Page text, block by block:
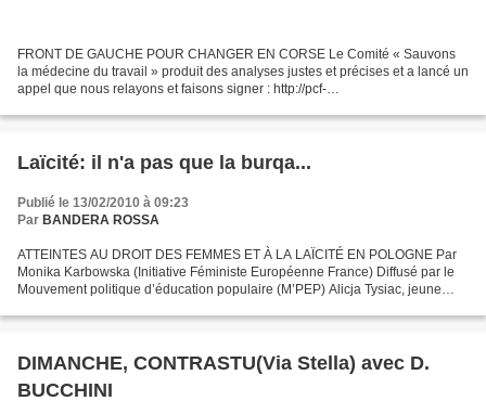
FRONT DE GAUCHE POUR CHANGER EN CORSE Le Comité « Sauvons
la médecine du travail » produit des analyses justes et précises et a lancé un
appel que nous relayons et faisons signer : http://pcf-
Laïcité: il n'a pas que la burqa...
Publié le 13/02/2010 à 09:23
Par BANDERA ROSSA
ATTEINTES AU DROIT DES FEMMES ET À LA LAÏCITÉ EN POLOGNE Par
Monika Karbowska (Initiative Féministe Européenne France) Diffusé par le
Mouvement politique d’éducation populaire (M’PEP) Alicja Tysiac, jeune
DIMANCHE, CONTRASTU(Via Stella) avec D.
BUCCHINI